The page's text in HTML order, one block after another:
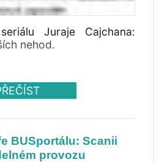
Juraje Cajchana:
nehod.
BUSportálu: Scanii
provozu